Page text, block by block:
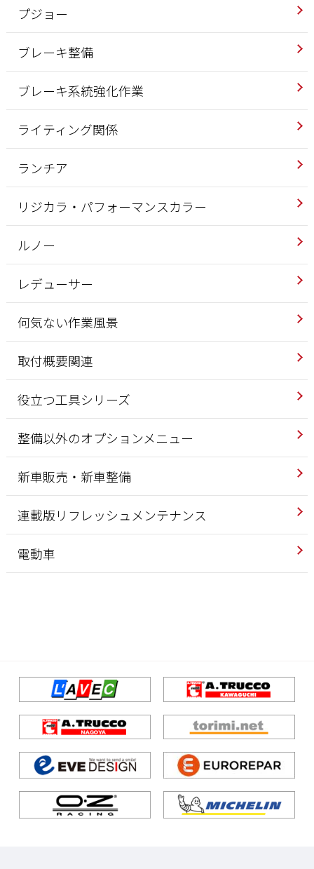
プジョー
ブレーキ整備
ブレーキ系統強化作業
ライティング関係
ランチア
リジカラ・パフォーマンスカラー
ルノー
レデューサー
何気ない作業風景
取付概要関連
役立つ工具シリーズ
整備以外のオプションメニュー
新車販売・新車整備
連載版リフレッシュメンテナンス
電動車